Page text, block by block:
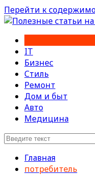
Перейти к
IT
Бизнес
Стиль
Ремонт
Дом и быт
Авто
Медицина
Главная
потребитель